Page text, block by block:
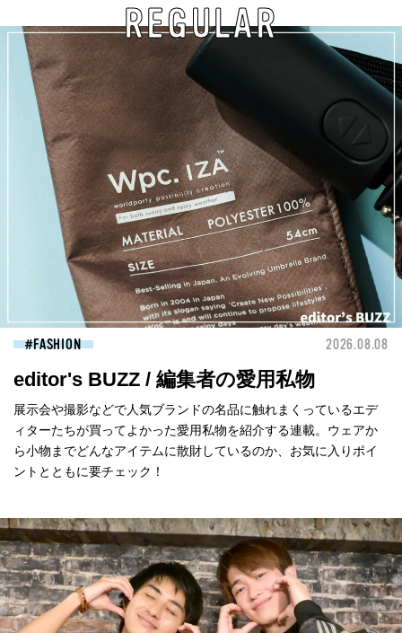
REGULAR
FASHION 2026.08.08
editor's BUZZ / 編集者の愛用私物
展示会や撮影などで人気ブランドの名品に触れまくっているエデ
ィターたちが買ってよかった愛用私物を紹介する連載。ウェアか
ら小物までどんなアイテムに散財しているのか、お気に入りポイ
ントとともに要チェック！